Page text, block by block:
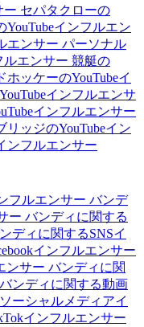
ー セパタクローの
YouTubeインフルエン
エンサー パーソナル
ルエンサー 競艇の
ホッケーのYouTubeイ
インフルエンサ
インフルエンサー
リッジのYouTubeイン
ンフルエンサー
フルエンサー バンデ
ー バンディに関する
ディに関するSNSイ
インフルエンサー
ンサー バンディに関
バンディに関する動画
ーシャルメディアイ
インフルエンサー